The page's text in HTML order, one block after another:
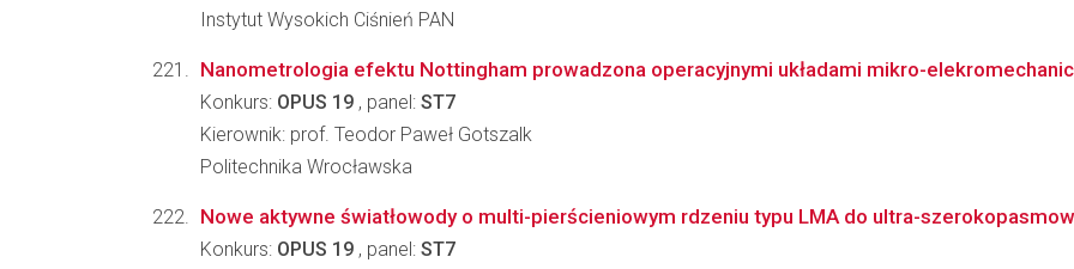
Instytut Wysokich Ciśnień PAN
Nanometrologia efektu Nottingham prowadzona operacyjnymi układami mikro-
Konkurs: OPUS 19 , panel: ST7
Kierownik: prof. Teodor Paweł Gotszalk
Politechnika Wrocławska
Nowe aktywne światłowody o multi-pierścieniowym rdzeniu typu LMA do ultra-
Konkurs: OPUS 19 , panel: ST7